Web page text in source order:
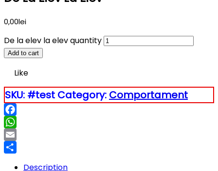
0,00lei
De la elev la elev quantity
Add to cart
Like
SKU: #test Category: Comportament
Facebook
WhatsApp
Email
Description